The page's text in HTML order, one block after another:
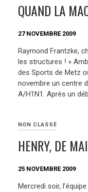
QUAND LA
27 NOVEMBRE 2009
Raymond Frantzke,
les structures ! »
des Sports de Metz
novembre un centre
A/H1N1. Après un
NON CLASSÉ
HENRY, DE
25 NOVEMBRE 2009
Mercredi soir,